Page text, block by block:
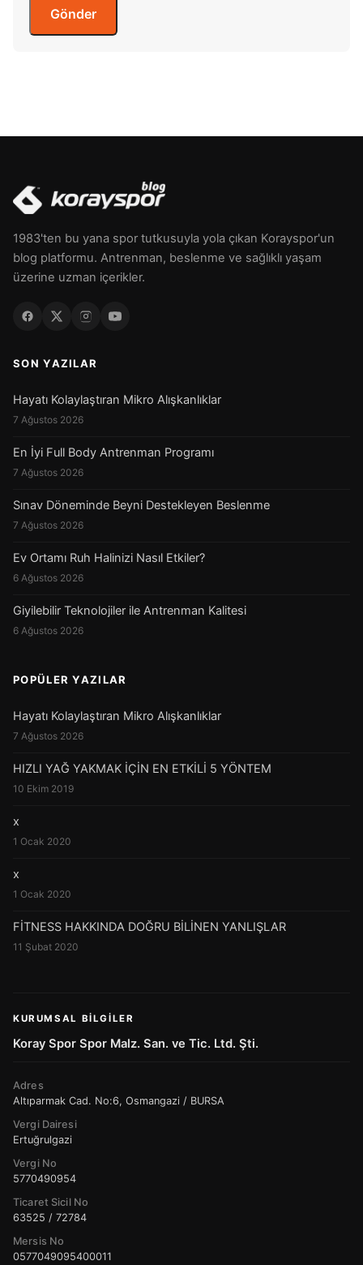
1983'ten bu yana spor tutkusuyla yola çıkan Korayspor'un
blog platformu. Antrenman, beslenme ve sağlıklı yaşam
üzerine uzman içerikler.
SON YAZILAR
Hayatı Kolaylaştıran Mikro Alışkanlıklar
7 Ağustos 2026
En İyi Full Body Antrenman Programı
7 Ağustos 2026
Sınav Döneminde Beyni Destekleyen Beslenme
7 Ağustos 2026
Ev Ortamı Ruh Halinizi Nasıl Etkiler?
6 Ağustos 2026
Giyilebilir Teknolojiler ile Antrenman Kalitesi
6 Ağustos 2026
POPÜLER YAZILAR
Hayatı Kolaylaştıran Mikro Alışkanlıklar
7 Ağustos 2026
HIZLI YAĞ YAKMAK İÇİN EN ETKİLİ 5 YÖNTEM
10 Ekim 2019
x
1 Ocak 2020
x
1 Ocak 2020
FİTNESS HAKKINDA DOĞRU BİLİNEN YANLIŞLAR
11 Şubat 2020
KURUMSAL BILGILER
Koray Spor Spor Malz. San. ve Tic. Ltd. Şti.
Adres
Altıparmak Cad. No:6, Osmangazi / BURSA
Vergi Dairesi
Ertuğrulgazi
Vergi No
5770490954
Ticaret Sicil No
63525 / 72784
Mersis No
0577049095400011